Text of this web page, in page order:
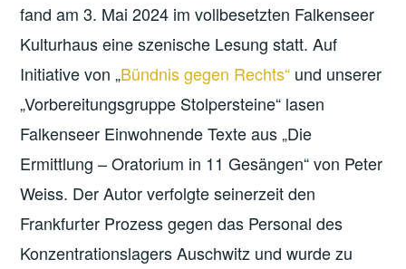
fand am 3. Mai 2024 im vollbesetzten Falkenseer
Kulturhaus eine szenische Lesung statt. Auf
Initiative von „Bündnis gegen Rechts“ und unserer
„Vorbereitungsgruppe Stolpersteine“ lasen
Falkenseer Einwohnende Texte aus „Die
Ermittlung – Oratorium in 11 Gesängen“ von Peter
Weiss. Der Autor verfolgte seinerzeit den
Frankfurter Prozess gegen das Personal des
Konzentrationslagers Auschwitz und wurde zu